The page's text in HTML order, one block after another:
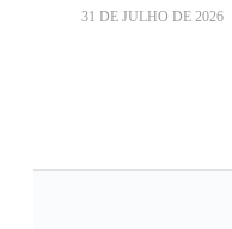
31 DE JULHO DE 2026